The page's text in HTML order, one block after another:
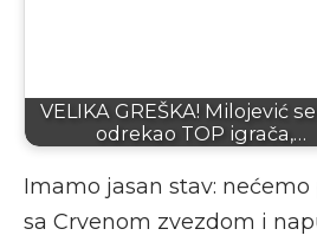
VELIKA GREŠKA! Milojević
odrekao TOP igrača,…
Imamo jasan stav:
sa Crvenom zvezdom i